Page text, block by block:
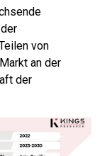
von
an der
der